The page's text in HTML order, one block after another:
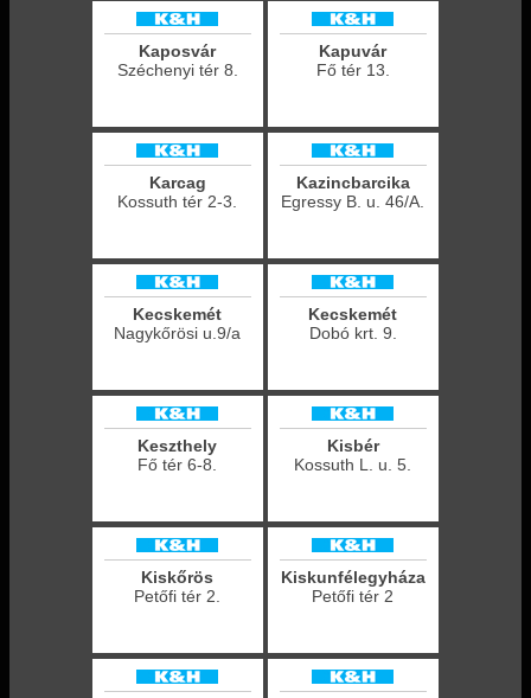
Kaposvár
Széchenyi tér 8.
Kapuvár
Fő tér 13.
Karcag
Kossuth tér 2-3.
Kazincbarcika
Egressy B. u. 46/A.
Kecskemét
Nagykőrösi u.9/a
Kecskemét
Dobó krt. 9.
Keszthely
Fő tér 6-8.
Kisbér
Kossuth L. u. 5.
Kiskőrös
Petőfi tér 2.
Kiskunfélegyháza
Petőfi tér 2